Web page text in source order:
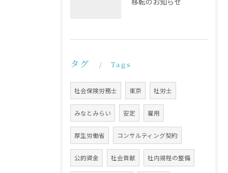
タグ Tags
社会保険労務士 東京 社労士
みなとみらい 安定 雇用
厚生労働省 コンサルティング契約
公的資金 社会貢献 社内規程の整備